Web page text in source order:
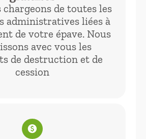
chargeons de toutes les
administratives liées à
de votre épave. Nous
avec vous les
de destruction et de
cession
paid